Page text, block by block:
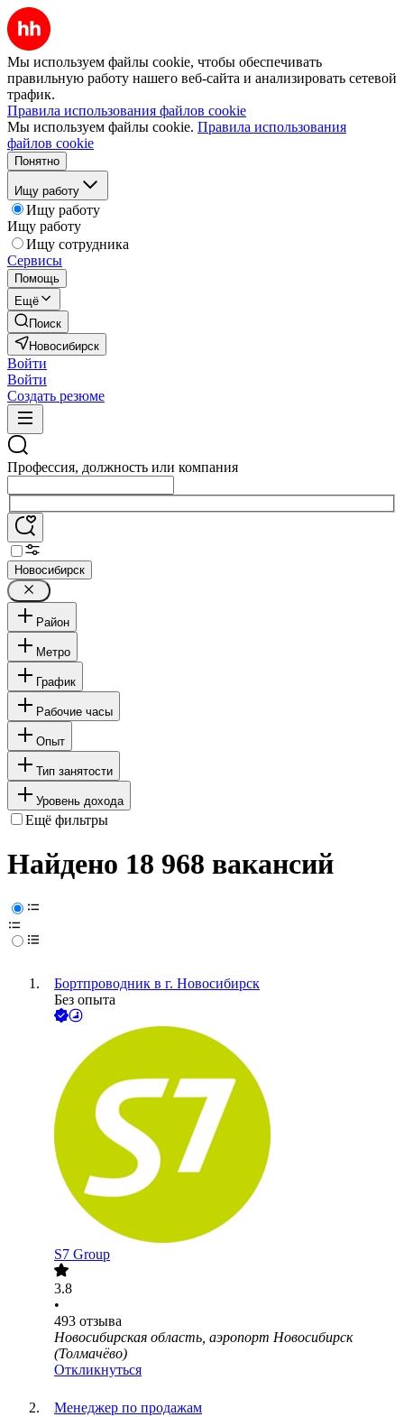
Мы используем файлы cookie, чтобы обеспечивать
правильную работу нашего веб-сайта и анализировать сетевой
трафик.
Правила использования файлов cookie
Мы используем файлы cookie. Правила использования
файлов cookie
Понятно
Ищу работу
Ищу работу
Ищу работу
Ищу сотрудника
Сервисы
Помощь
Ещё
Поиск
Новосибирск
Войти
Войти
Создать резюме
Профессия, должность или компания
Новосибирск
Район
Метро
График
Рабочие часы
Опыт
Тип занятости
Уровень дохода
Ещё фильтры
Найдено 18 968 вакансий
Бортпроводник в г. Новосибирск
Без опыта
S7 Group
3.8
•
493 отзыва
Новосибирская область, аэропорт Новосибирск
(Толмачёво)
Откликнуться
Менеджер по продажам